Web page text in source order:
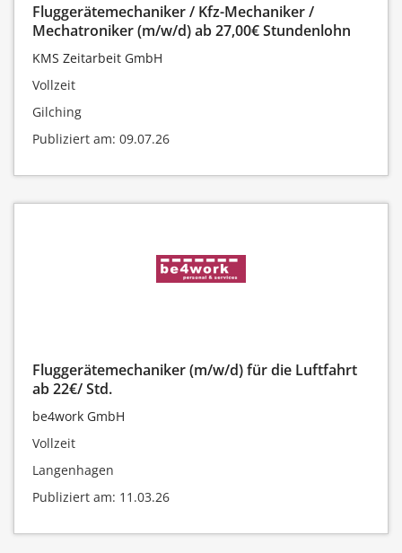
Fluggerätemechaniker / Kfz-Mechaniker /
Mechatroniker (m/w/d) ab 27,00€ Stundenlohn
KMS Zeitarbeit GmbH
Vollzeit
Gilching
Publiziert am: 09.07.26
Fluggerätemechaniker (m/w/d) für die Luftfahrt
ab 22€/ Std.
be4work GmbH
Vollzeit
Langenhagen
Publiziert am: 11.03.26